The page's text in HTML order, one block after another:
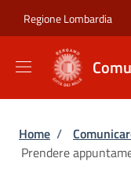
Regione Lombardia
Briciole
Home /
Prendere